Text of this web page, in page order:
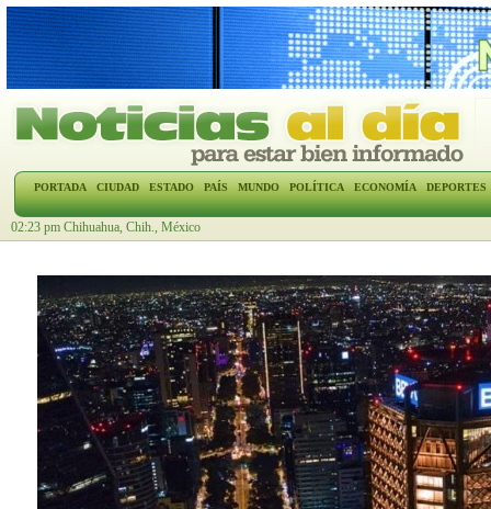
PORTADA CIUDAD ESTADO PAÍS MUNDO POLÍTICA ECONOMÍA DEPORTES
02:23 pm Chihuahua, Chih., México